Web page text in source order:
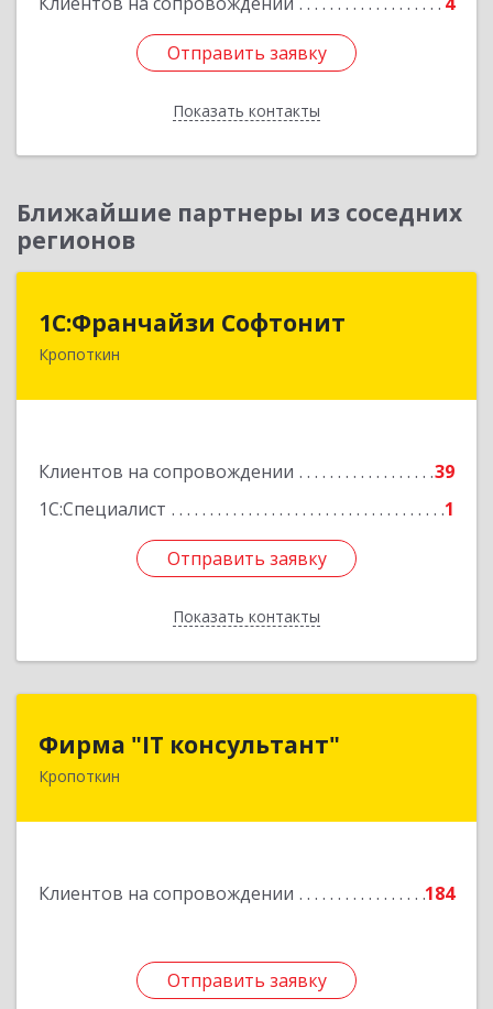
Отправить заявку
Показать контакты
Отправить заявку
Назад
Ближайшие партнеры из соседних
регионов
1С:Франчайзи Софтонит
Кропоткин
Клиентов на сопровождении
39
1С:Специалист
1
Отправить заявку
Показать контакты
1С:Франчайзи Софтонит
352380, Краснодарский край, Кавказский р-н,
Отправить заявку
Назад
Фирма "IT консультант"
Кропоткин
Клиентов на сопровождении 184
Отправить заявку
352389, Краснодарский край, Кавказский р-н,
Отправить заявку